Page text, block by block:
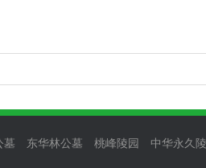
墓 东华林公墓 桃峰陵园 中华永久